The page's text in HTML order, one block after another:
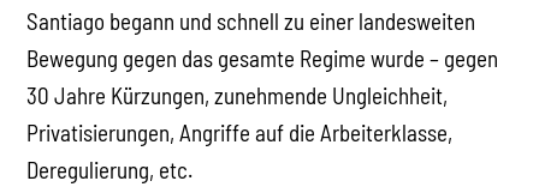
Santiago begann und schnell zu einer landesweiten
Bewegung gegen das gesamte Regime wurde – gegen
30 Jahre Kürzungen, zunehmende Ungleichheit,
Privatisierungen, Angriffe auf die Arbeiterklasse,
Deregulierung, etc.